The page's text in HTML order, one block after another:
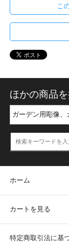
こ
ほかの商品
ホーム
カートを見る
特定商取引法に基